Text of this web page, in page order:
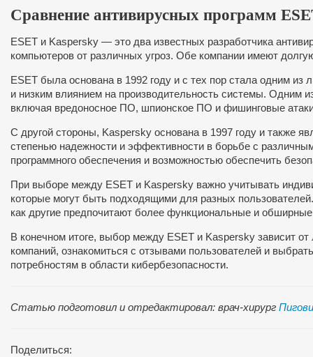
Сравнение антивирусных программ
ESET и Kaspersky — это два известных разработчика
компьютеров от различных угроз. Обе компании имеют
ESET была основана в 1992 году и с тех пор стала одним
и низким влиянием на производительность системы. Одним
включая вредоносное ПО, шпионское ПО и фишинговые
С другой стороны, Kaspersky основана в 1997 году и также
степенью надежности и эффективности в борьбе с
программного обеспечения и возможностью обеспечить
При выборе между ESET и Kaspersky важно учитывать
которые могут быть подходящими для разных
как другие предпочитают более функциональные и
В конечном итоге, выбор между ESET и Kaspersky зависит
компаний, ознакомиться с отзывами пользователей и
потребностям в области кибербезопасности.
Статью подготовил и отредактировал: врач-хирург
Поделиться: